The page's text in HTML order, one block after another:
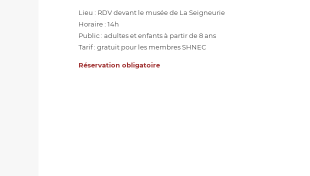
Lieu : RDV devant le musée de La Seigneurie
Horaire : 14h
Public : adultes et enfants à partir de 8 ans
Tarif : gratuit pour les membres SHNEC
Réservation obligatoire